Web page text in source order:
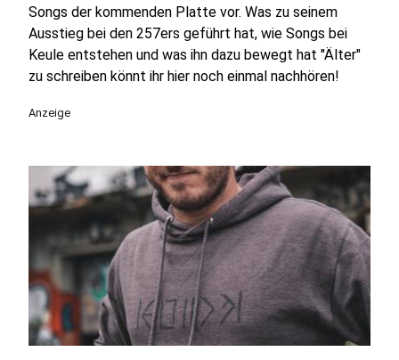
Songs der kommenden Platte vor. Was zu seinem
Ausstieg bei den 257ers geführt hat, wie Songs bei
Keule entstehen und was ihn dazu bewegt hat "Älter"
zu schreiben könnt ihr hier noch einmal nachhören!
Anzeige